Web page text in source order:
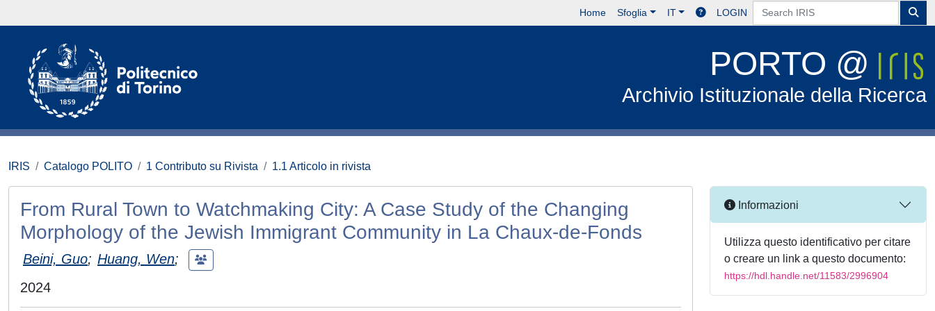
Home Sfoglia IT LOGIN
PORTO @
Archivio Istituzionale della Ricerca
IRIS Catalogo POLITO 1 Contributo su Rivista 1.1 Articolo in rivista
From Rural Town to Watchmaking City: A Case Study of the Changing
Morphology of the Jewish Immigrant Community in La Chaux-de-Fonds
Beini, Guo; Huang, Wen;
2024
Informazioni
Utilizza questo identificativo per citare
o creare un link a questo documento:
https://hdl.handle.net/11583/2996904